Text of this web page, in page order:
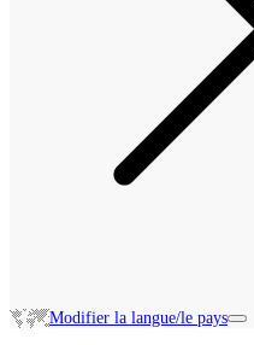
Modifier la langue/le pays